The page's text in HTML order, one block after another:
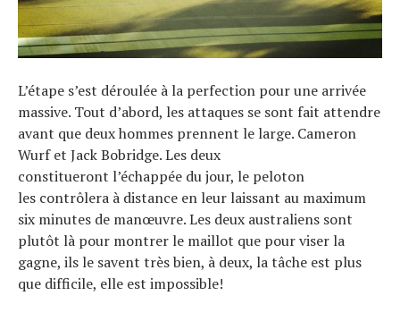
L’étape s’est déroulée à la perfection pour une arrivée
massive. Tout d’abord, les attaques se sont fait attendre
avant que deux hommes prennent le large. Cameron
Wurf et Jack Bobridge. Les deux
constitueront l’échappée du jour, le peloton
les contrôlera à distance en leur laissant au maximum
six minutes de manœuvre. Les deux australiens sont
plutôt là pour montrer le maillot que pour viser la
gagne, ils le savent très bien, à deux, la tâche est plus
que difficile, elle est impossible!